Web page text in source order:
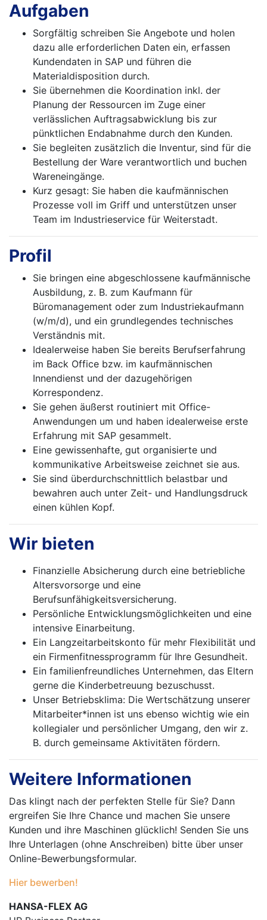
Aufgaben
Sorgfältig schreiben Sie Angebote und holen
dazu alle erforderlichen Daten ein, erfassen
Kundendaten in SAP und führen die
Materialdisposition durch.
Sie übernehmen die Koordination inkl. der
Planung der Ressourcen im Zuge einer
verlässlichen Auftragsabwicklung bis zur
pünktlichen Endabnahme durch den Kunden.
Sie begleiten zusätzlich die Inventur, sind für die
Bestellung der Ware verantwortlich und buchen
Wareneingänge.
Kurz gesagt: Sie haben die kaufmännischen
Prozesse voll im Griff und unterstützen unser
Team im Industrieservice für Weiterstadt.
Profil
Sie bringen eine abgeschlossene kaufmännische
Ausbildung, z. B. zum Kaufmann für
Büromanagement oder zum Industriekaufmann
(w/m/d), und ein grundlegendes technisches
Verständnis mit.
Idealerweise haben Sie bereits Berufserfahrung
im Back Office bzw. im kaufmännischen
Innendienst und der dazugehörigen
Korrespondenz.
Sie gehen äußerst routiniert mit Office-
Anwendungen um und haben idealerweise erste
Erfahrung mit SAP gesammelt.
Eine gewissenhafte, gut organisierte und
kommunikative Arbeitsweise zeichnet sie aus.
Sie sind überdurchschnittlich belastbar und
bewahren auch unter Zeit- und Handlungsdruck
einen kühlen Kopf.
Wir bieten
Finanzielle Absicherung durch eine betriebliche
Altersvorsorge und eine
Berufsunfähigkeitsversicherung.
Persönliche Entwicklungsmöglichkeiten und eine
intensive Einarbeitung.
Ein Langzeitarbeitskonto für mehr Flexibilität und
ein Firmenfitnessprogramm für Ihre Gesundheit.
Ein familienfreundliches Unternehmen, das Eltern
gerne die Kinderbetreuung bezuschusst.
Unser Betriebsklima: Die Wertschätzung unserer
Mitarbeiter*innen ist uns ebenso wichtig wie ein
kollegialer und persönlicher Umgang, den wir z.
B. durch gemeinsame Aktivitäten fördern.
Weitere Informationen
Das klingt nach der perfekten Stelle für Sie? Dann
ergreifen Sie Ihre Chance und machen Sie unsere
Kunden und ihre Maschinen glücklich! Senden Sie uns
Ihre Unterlagen (ohne Anschreiben) bitte über unser
Online-Bewerbungsformular.
Hier bewerben!
HANSA-FLEX AG